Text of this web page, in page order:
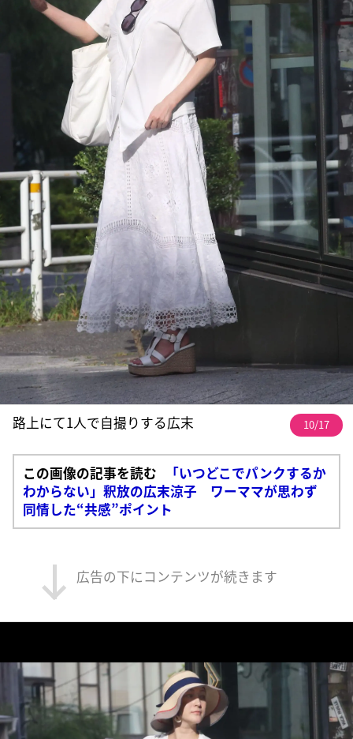
路上にて1人で自撮りする広末 10/17
この画像の記事を読む
「いつどこでパンクするか
わからない」釈放の広末涼子 ワーママが思わず
同情した“共感”ポイント
広告の下にコンテンツが続きます